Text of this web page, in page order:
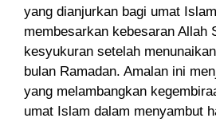
yang dianjurkan bagi umat
membesarkan kebesaran Allah
kesyukuran setelah
bulan Ramadan. Amalan ini
yang melambangkan
umat Islam dalam menyambut